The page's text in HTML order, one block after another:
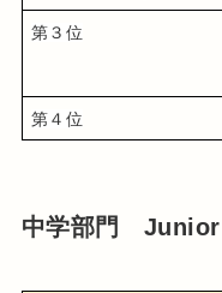
第３位
第４位
中学部門 Junior